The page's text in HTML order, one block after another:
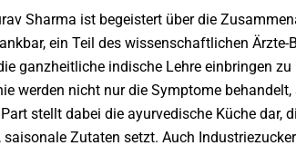
Sharma ist begeistert über die
ein Teil des wissenschaftlichen
ganzheitliche indische Lehre einbringen
werden nicht nur die Symptome
stellt dabei die ayurvedische Küche dar,
saisonale Zutaten setzt. Auch